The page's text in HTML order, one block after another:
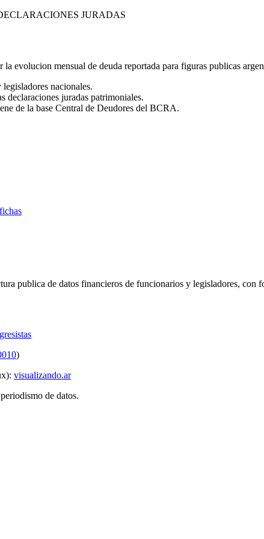
JURADAS
evolucion mensual de deuda reportada para figuras publicas
nacionales.
declaraciones juradas patrimoniales.
de la base Central de Deudores del BCRA.
publica de datos financieros de funcionarios y legisladores, con
)
visualizando.ar
de datos.